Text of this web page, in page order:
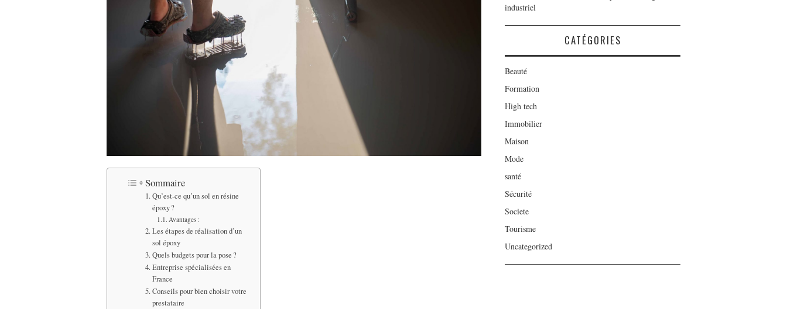
Sommaire
Qu’est‑ce qu’un sol en résine
époxy ?
Avantages :
Les étapes de réalisation d’un
sol époxy
Quels budgets pour la pose ?
Entreprise spécialisées en
France
Conseils pour bien choisir votre
prestataire
industriel
CATÉGORIES
Beauté
Formation
High tech
Immobilier
Maison
Mode
santé
Sécurité
Societe
Tourisme
Uncategorized